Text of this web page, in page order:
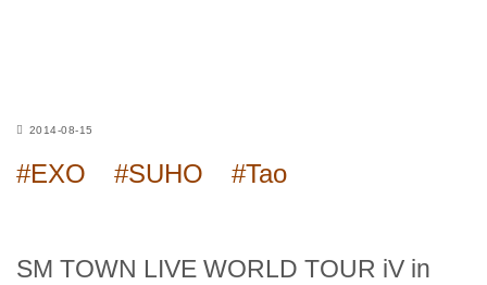
2014-08-15
#EXO #SUHO #Tao
SM TOWN LIVE WORLD TOUR iV in